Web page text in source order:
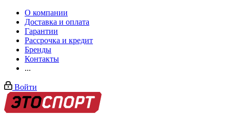
О компании
Доставка и оплата
Гарантии
Рассрочка и кредит
Бренды
Контакты
...
Войти